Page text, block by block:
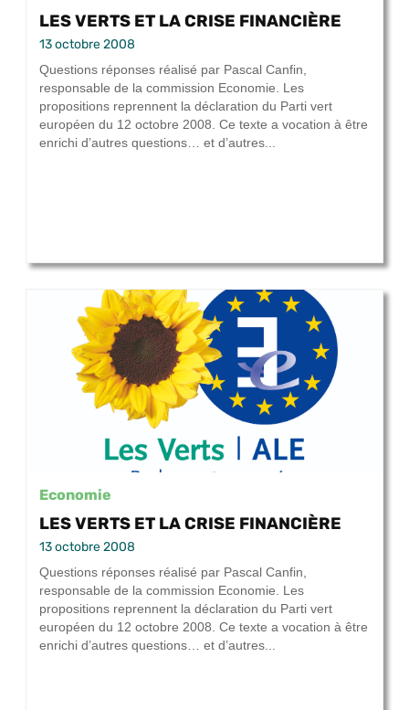
LES VERTS ET LA CRISE FINANCIÈRE
13 octobre 2008
Questions réponses réalisé par Pascal Canfin,
responsable de la commission Economie. Les
propositions reprennent la déclaration du Parti vert
européen du 12 octobre 2008. Ce texte a vocation à être
enrichi d’autres questions… et d’autres...
Economie
LES VERTS ET LA CRISE FINANCIÈRE
13 octobre 2008
Questions réponses réalisé par Pascal Canfin,
responsable de la commission Economie. Les
propositions reprennent la déclaration du Parti vert
européen du 12 octobre 2008. Ce texte a vocation à être
enrichi d’autres questions… et d’autres...